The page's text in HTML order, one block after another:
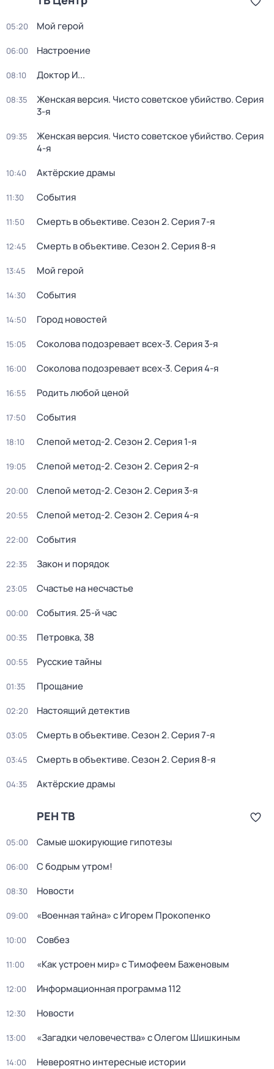
05:20 Мой герой
06:00 Настроение
08:10 Доктор И...
08:35 Женская версия. Чисто советское убийство. Серия
3-я
09:35 Женская версия. Чисто советское убийство. Серия
4-я
10:40 Актёрские драмы
11:30 События
11:50 Смерть в объективе. Сезон 2. Серия 7-я
12:45 Смерть в объективе. Сезон 2. Серия 8-я
13:45 Мой герой
14:30 События
14:50 Город новостей
15:05 Соколова подозревает всех-3. Серия 3-я
16:00 Соколова подозревает всех-3. Серия 4-я
16:55 Родить любой ценой
17:50 События
18:10 Слепой метод-2. Сезон 2. Серия 1-я
19:05 Слепой метод-2. Сезон 2. Серия 2-я
20:00 Слепой метод-2. Сезон 2. Серия 3-я
20:55 Слепой метод-2. Сезон 2. Серия 4-я
22:00 События
22:35 Закон и порядок
23:05 Счастье на несчастье
00:00 События. 25-й час
00:35 Петровка, 38
00:55 Русские тайны
01:35 Прощание
02:20 Настоящий детектив
03:05 Смерть в объективе. Сезон 2. Серия 7-я
03:45 Смерть в объективе. Сезон 2. Серия 8-я
04:35 Актёрские драмы
РЕН ТВ
05:00 Самые шoкиpующие гипотезы
06:00 С бодрым утром!
08:30 Новости
09:00 «Военная тайна» с Игорем Прокопенко
10:00 Совбез
11:00 «Как устроен мир» с Тимофеем Баженовым
12:00 Информационная программа 112
12:30 Новости
13:00 «Загадки человечества» с Олегом Шишкиным
14:00 Невероятно интересные истории